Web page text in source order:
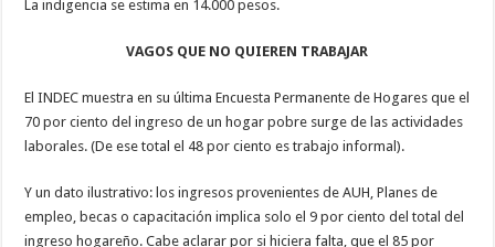
La indigencia se estima en 14.000 pesos.
VAGOS QUE NO QUIEREN TRABAJAR
El INDEC muestra en su última Encuesta Permanente de Hogares que el
70 por ciento del ingreso de un hogar pobre surge de las actividades
laborales. (De ese total el 48 por ciento es trabajo informal).
Y un dato ilustrativo: los ingresos provenientes de AUH, Planes de
empleo, becas o capacitación implica solo el 9 por ciento del total del
ingreso hogareño. Cabe aclarar por si hiciera falta, que el 85 por